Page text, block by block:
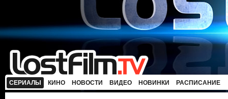
СЕРИАЛЫ КИНО НОВОСТИ ВИДЕО НОВИНКИ РАСПИСАНИЕ